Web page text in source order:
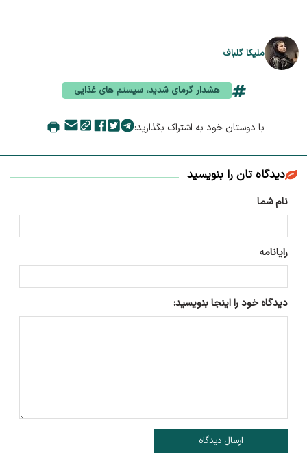
ملیکا گلباف
هشدار گرمای شدید، سیستم های غذایی
با دوستان خود به اشتراک بگذارید:
دیدگاه تان را بنویسید
نام شما
رایانامه
دیدگاه خود را اینجا بنویسید:
ارسال دیدگاه